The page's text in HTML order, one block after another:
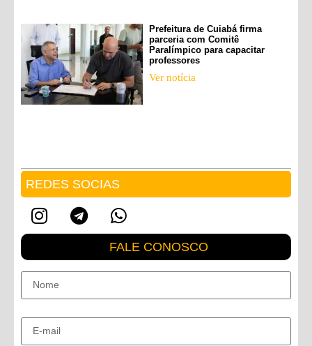
Prefeitura de Cuiabá firma
parceria com Comitê
Paralímpico para capacitar
professores
Ver notícia
REDES SOCIAS
FALE CONOSCO